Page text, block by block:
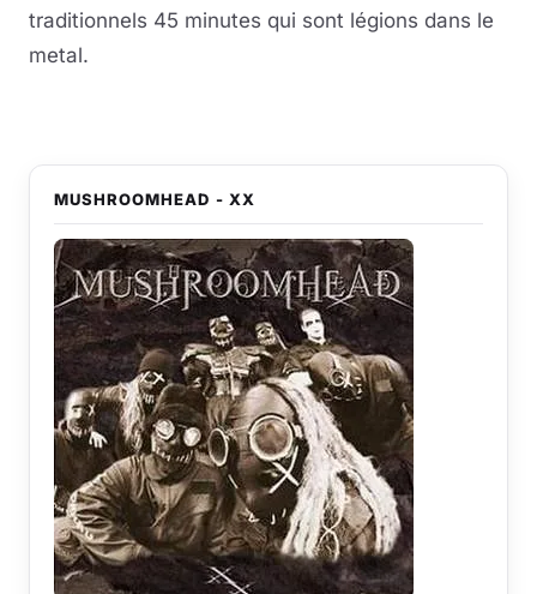
traditionnels 45 minutes qui sont légions dans le
metal.
MUSHROOMHEAD - XX